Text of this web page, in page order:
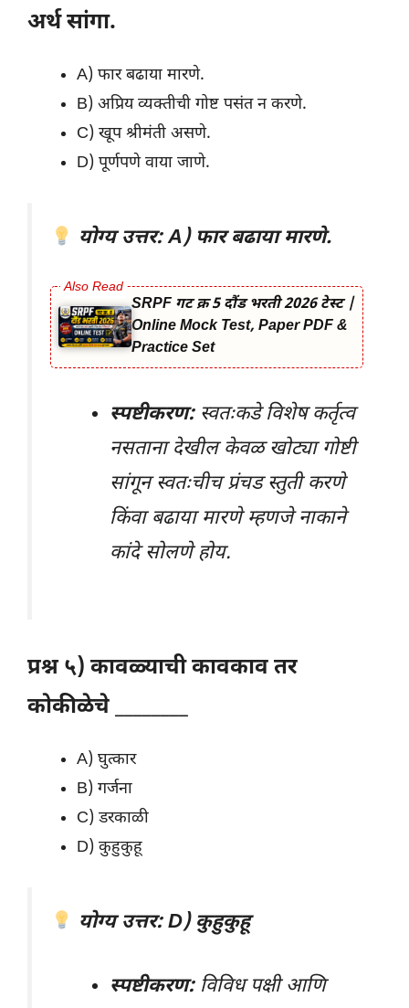
अर्थ सांगा.
A) फार बढाया मारणे.
B) अप्रिय व्यक्तीची गोष्ट पसंत न करणे.
C) खूप श्रीमंती असणे.
D) पूर्णपणे वाया जाणे.
योग्य उत्तर: A) फार बढाया मारणे.
SRPF गट क्र 5 दौंड भरती 2026 टेस्ट |
Online Mock Test, Paper PDF &
Practice Set
स्पष्टीकरण:स्वतःकडे विशेष कर्तृत्व
नसताना देखील केवळ खोट्या गोष्टी
सांगून स्वतःचीच प्रंचड स्तुती करणे
किंवा बढाया मारणे म्हणजे नाकाने
कांदे सोलणे होय.
प्रश्न ५) कावळ्याची कावकाव तर
कोकीळेचे ________
A) घुत्कार
B) गर्जना
C) डरकाळी
D) कुहुकुहू
योग्य उत्तर: D) कुहुकुहू
स्पष्टीकरण:विविध पक्षी आणि